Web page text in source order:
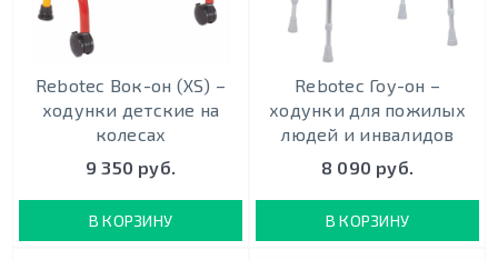
Rebotec Вок-он (XS) –
ходунки детские на
колесах
9 350 руб.
В КОРЗИНУ
Rebotec Гоу-он –
ходунки для пожилых
людей и инвалидов
8 090 руб.
В КОРЗИНУ